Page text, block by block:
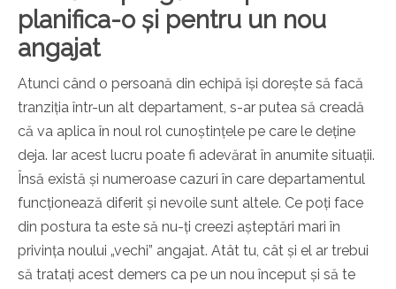
planifica-o și pentru un nou
angajat
Atunci când o persoană din echipă își dorește să facă
tranziția într-un alt departament, s-ar putea să creadă
că va aplica în noul rol cunoștințele pe care le deține
deja. Iar acest lucru poate fi adevărat în anumite situații.
Însă există și numeroase cazuri în care departamentul
funcționează diferit și nevoile sunt altele. Ce poți face
din postura ta este să nu-ți creezi așteptări mari în
privința noului „vechi” angajat. Atât tu, cât și el ar trebui
să tratați acest demers ca pe un nou început și să te